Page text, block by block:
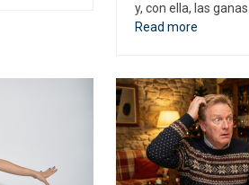
y, con ella, las ganas…
Read more